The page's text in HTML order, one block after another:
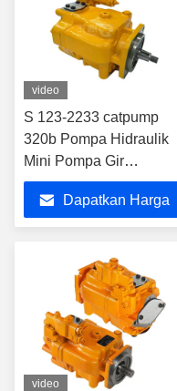
video
S 123-2233 catpump
320b Pompa Hidraulik
Mini Pompa Gir
Hidraulik Disesuaikan
Dapatkan Harga
video